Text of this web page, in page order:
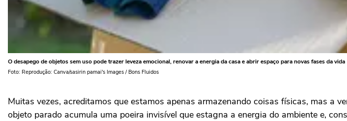
O desapego de objetos sem uso pode trazer leveza emocional, renovar a energia da casa e abrir espaço para novas fases da vida
Foto: Reprodução: Canva/sasirin pamai's Images / Bons Fluidos
Muitas vezes, acreditamos que estamos apenas armazenando coisas físicas, mas a
objeto parado acumula uma poeira invisível que estagna a energia do ambiente e,